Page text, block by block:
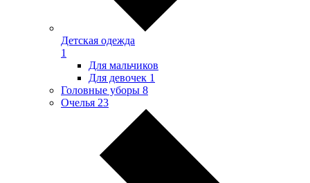
Детская одежда
1
Для мальчиков
Для девочек 1
Головные уборы 8
Очелья 23